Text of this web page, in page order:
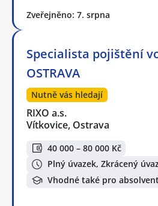
Zveřejněno: 7. srpna
Specialista pojištění
OSTRAVA
Nutně vás hledají
RIXO a.s.
Vítkovice, Ostrava
40 000 – 80 000 Kč
Plný úvazek, Zkrácený
Vhodné také pro